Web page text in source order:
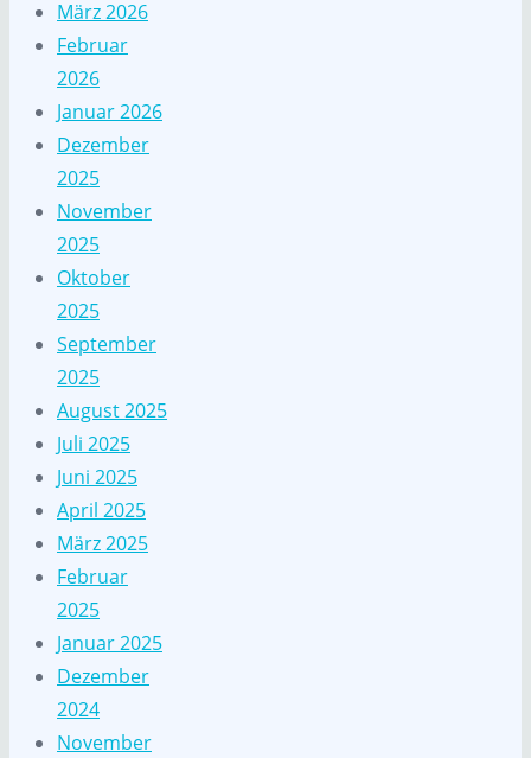
März 2026
Februar
2026
Januar 2026
Dezember
2025
November
2025
Oktober
2025
September
2025
August 2025
Juli 2025
Juni 2025
April 2025
März 2025
Februar
2025
Januar 2025
Dezember
2024
November